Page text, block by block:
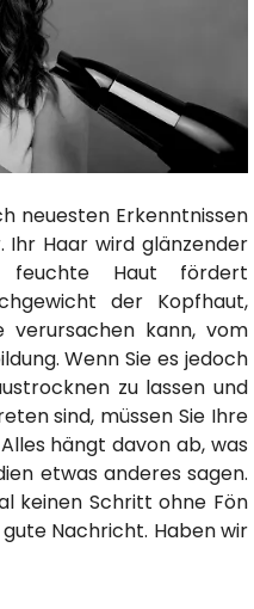
neuesten Erkenntnissen
Ihr Haar wird glänzender
Haut fördert
der Kopfhaut,
verursachen kann, vom
Wenn Sie es jedoch
zu lassen und
sind, müssen Sie Ihre
hängt davon ab, was
etwas anderes sagen.
keinen Schritt ohne Fön
Nachricht. Haben wir